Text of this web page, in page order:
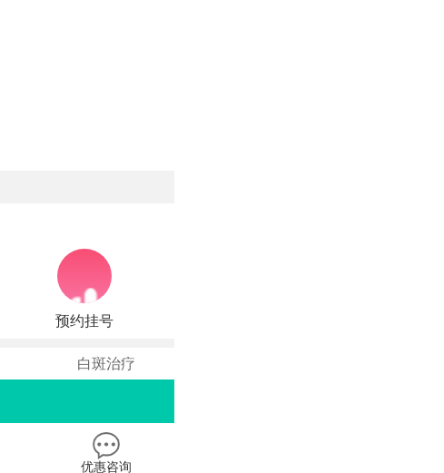
预约挂号
白斑治疗
优惠咨询